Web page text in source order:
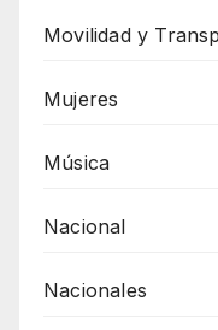
Movilidad y
Mujeres
Música
Nacional
Nacionales